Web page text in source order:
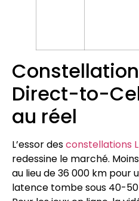
Direct-to-
au réel
L’essor desconstellations
redessine le marché.
au lieu de 36 000 km pour
latence tombe sous 40-50